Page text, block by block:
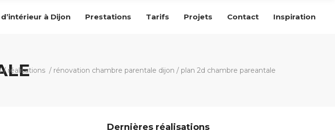
à Dijon Prestations Tarifs Projets Contact Inspiration
/ réalisations / rénovation chambre parentale dijon / plan 2d chambre pareantale
Dernières réalisations